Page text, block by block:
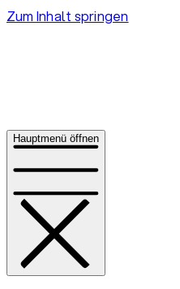
Zum Inhalt springen
Hauptmenü öffnen